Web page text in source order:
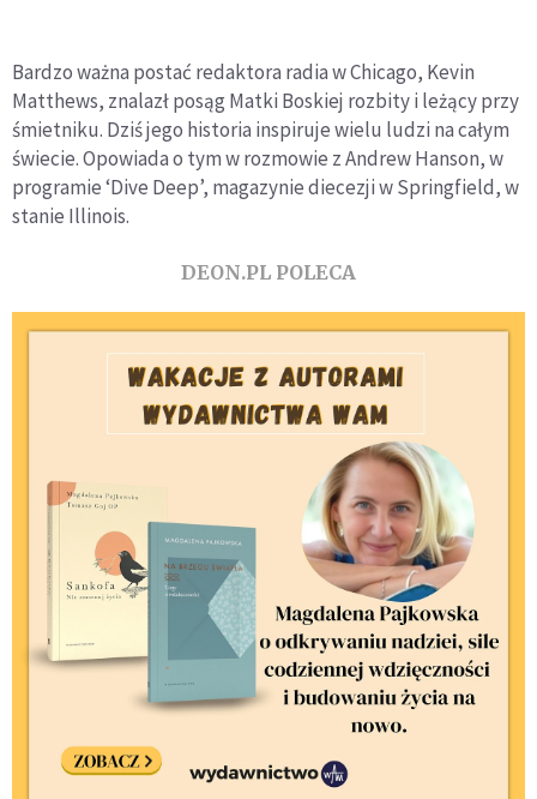
Bardzo ważna postać redaktora radia w Chicago, Kevin
Matthews, znalazł posąg Matki Boskiej rozbity i leżący przy
śmietniku. Dziś jego historia inspiruje wielu ludzi na całym
świecie. Opowiada o tym w rozmowie z Andrew Hanson, w
programie ‘Dive Deep’, magazynie diecezji w Springfield, w
stanie Illinois.
DEON.PL POLECA